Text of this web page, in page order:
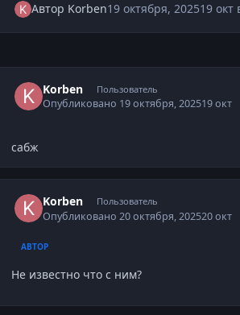
Автор Korben19 октября, 202519 окт
Korben Пользователь
Опубликовано 19 октября, 202519 окт
сабж
Korben Пользователь
Опубликовано20 октября, 202520 окт
АВТОР
Не известно что с ним?